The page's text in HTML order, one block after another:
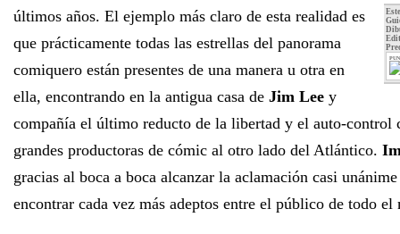
últimos años. El ejemplo más claro de esta realidad es
que prácticamente todas las estrellas del panorama
comiquero están presentes de una manera u otra en
ella, encontrando en la antigua casa de Jim Lee y
compañía el último reducto de la libertad y el auto-control
grandes productoras de cómic al otro lado del Atlántico.
gracias al boca a boca alcanzar la aclamación casi
encontrar cada vez más adeptos entre el público de todo el